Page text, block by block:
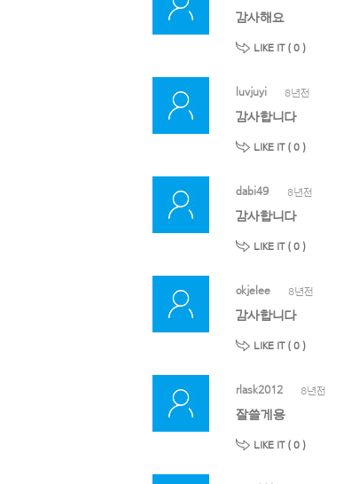
감사해요
LIKE IT ( 0 )
luvjuyi 8년전
감사합니다
LIKE IT ( 0 )
dabi49 8년전
감사합니다
LIKE IT ( 0 )
okjelee 8년전
감사합니다
LIKE IT ( 0 )
rlask2012 8년전
잘쓸게용
LIKE IT ( 0 )